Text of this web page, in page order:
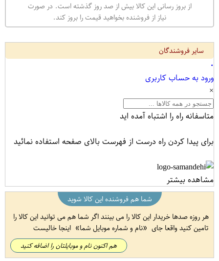
از بروز رسانی این کالا بیش از صد روز گذشته است. در صورت
نیاز از فروشنده بخواهید قیمت را بروز کند.
سایر فروشندگان
۰
ورود به حساب کاربری
×
متاسفانه راه را اشتباه آمده اید
برای پیدا کردن راه درست از فهرست بالای صفحه استفاده نمائید
مشاهده بیشتر
شما هم فروشنده این کالا شوید
هر روزه صدها خریدار این کالا را می بینند اگر شما هم می توانید این کالا را
تامین کنید واقعا جای
نام و شماره موبایل شما اینجا خالیست
هم اکنون نام و موبایلتان را اضافه کنید